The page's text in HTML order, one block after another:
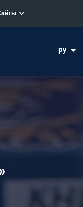
РУ